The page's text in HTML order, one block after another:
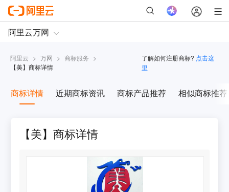
阿里云 > 万网 > 商标服务 >
【美】商标详情
了解如何注册商标? 点击这
里
商标详情 近期商标资讯 商标产品推荐 相似商标推荐
【美】商标详情